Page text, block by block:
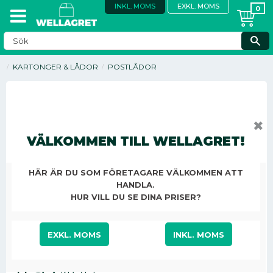
INKL. MOMS EXKL. MOMS
KARTONGER & LÅDOR POSTLÅDOR
10%
VÄLKOMMEN TILL WELLAGRET!
HÄR ÄR DU SOM FÖRETAGARE VÄLKOMMEN ATT
HANDLA.
HUR VILL DU SE DINA PRISER?
EXKL. MOMS INKL. MOMS
✖